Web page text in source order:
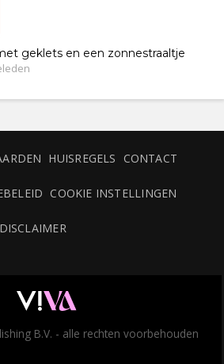
geklets en een zonnestraaltje
HUISREGELS CONTACT
COOKIE INSTELLINGEN
DISCLAIMER
B.V. - alle rechten voorbehouden